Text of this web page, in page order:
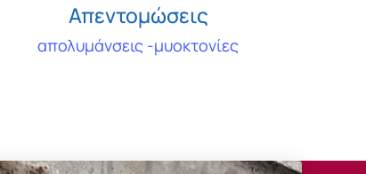
Απεντομώσεις
απολυμάνσεις -μυοκτονίες